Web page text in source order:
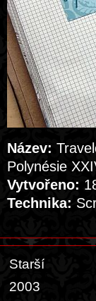
Název:
Polynésie
Vytvořeno:
Technika:
Starší
2003